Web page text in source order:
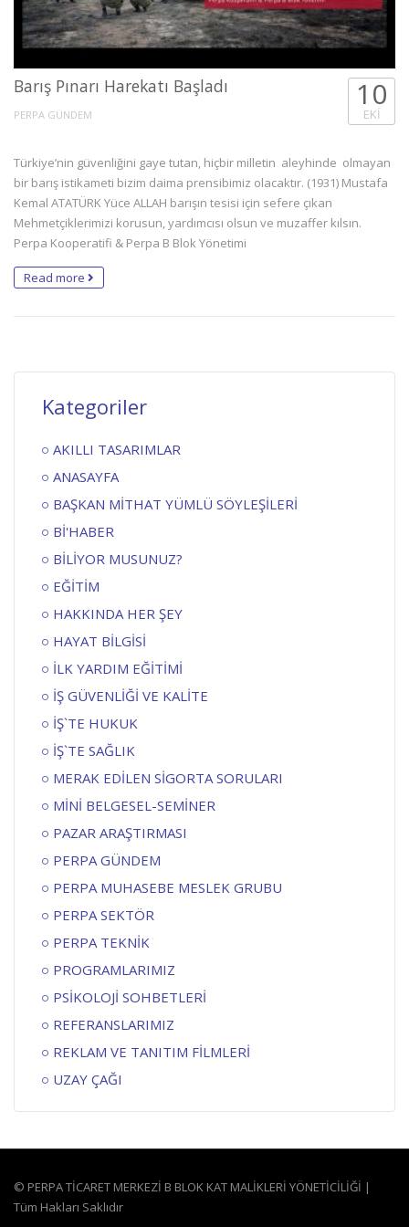
Barış Pınarı Harekatı Başladı
PERPA GÜNDEM
10
EKI
Türkiye’nin güvenliğini gaye tutan, hiçbir milletin aleyhinde olmayan
bir barış istikameti bizim daima prensibimiz olacaktır. (1931) Mustafa
Kemal ATATÜRK Yüce ALLAH barışın tesisi için sefere çıkan
Mehmetçiklerimizi korusun, yardımcısı olsun ve muzaffer kılsın.
Perpa Kooperatifi & Perpa B Blok Yönetimi
Read more
Kategoriler
AKILLI TASARIMLAR
ANASAYFA
BAŞKAN MİTHAT YÜMLÜ SÖYLEŞİLERİ
Bİ'HABER
BİLİYOR MUSUNUZ?
EĞİTİM
HAKKINDA HER ŞEY
HAYAT BİLGİSİ
İLK YARDIM EĞİTİMİ
İŞ GÜVENLİĞİ VE KALİTE
İŞ`TE HUKUK
İŞ`TE SAĞLIK
MERAK EDİLEN SİGORTA SORULARI
MİNİ BELGESEL-SEMİNER
PAZAR ARAŞTIRMASI
PERPA GÜNDEM
PERPA MUHASEBE MESLEK GRUBU
PERPA SEKTÖR
PERPA TEKNİK
PROGRAMLARIMIZ
PSİKOLOJİ SOHBETLERİ
REFERANSLARIMIZ
REKLAM VE TANITIM FİLMLERİ
UZAY ÇAĞI
© PERPA TİCARET MERKEZİ B BLOK KAT MALİKLERİ YÖNETİCİLİĞİ |
Tüm Hakları Saklıdır